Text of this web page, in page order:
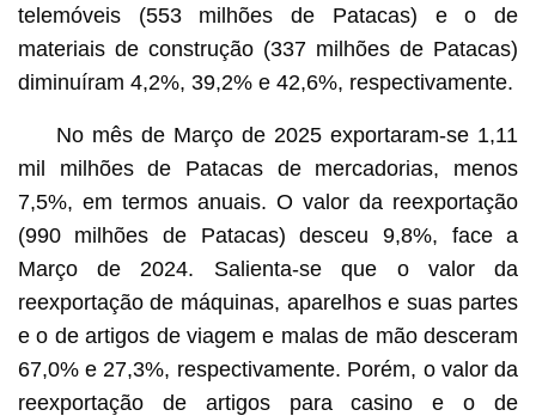
telemóveis (553 milhões de Patacas) e o de
materiais de construção (337 milhões de Patacas)
diminuíram 4,2%, 39,2% e 42,6%, respectivamente.
No mês de Março de 2025 exportaram-se 1,11
mil milhões de Patacas de mercadorias, menos
7,5%, em termos anuais. O valor da reexportação
(990 milhões de Patacas) desceu 9,8%, face a
Março de 2024. Salienta-se que o valor da
reexportação de máquinas, aparelhos e suas partes
e o de artigos de viagem e malas de mão desceram
67,0% e 27,3%, respectivamente. Porém, o valor da
reexportação de artigos para casino e o de